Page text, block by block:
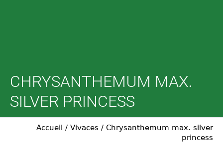
CHRYSANTHEMUM MAX.
SILVER PRINCESS
Accueil / Vivaces / Chrysanthemum max. silver
princess